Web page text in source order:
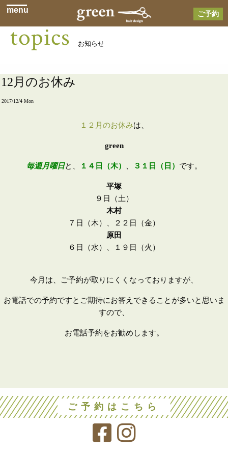
ご予約
menu
topics お知らせ
12月のお休み
2017/12/4 Mon
１２月のお休みは、
green
毎週月曜日と、 １４日（木） ３１日（日） です。
平塚
９日（土）
木村
７日（木）、２２日（金）
原田
６日（水）、１９日（火）
今月は、ご予約が取りにくくなっておりますが、
お電話での予約ですとご期待にお答えできることが多いと思いま
すので、
お電話予約をお勧めします。
ご予約はこちら